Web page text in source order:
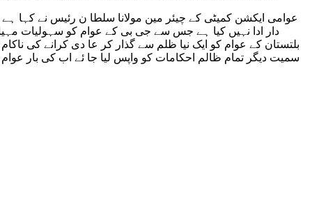
عوامی ایکشن کمیٹی کے چیئر مین مولانا سلطا ن رئیس نے کہا
دار ادا نہیں کیا ہے جس سے جی بی کے عوام کو سہولیات
بلتستان کے عوام کو ایک نیا ظلم سے گذار کر عا دی کرانے کی
سمیت دیگر تمام ظالم احکامات کو واپس لیا جا ئے اب کی بار